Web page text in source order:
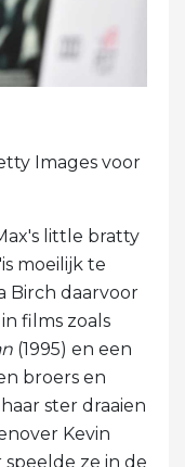
Images voor
little bratty
moeilijk te
Birch daarvoor
films zoals
(1995) en een
broers en
ster draaien
Kevin
speelde ze in de